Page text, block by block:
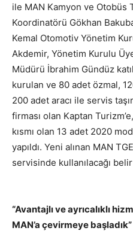
ile MAN Kamyon ve Otobüs
Koordinatörü Gökhan
Kemal Otomotiv Yönetim
Akdemir, Yönetim Kurulu
Müdürü İbrahim Gündüz
kurulan ve 80 adet özmal,
200 adet aracı ile servis
firması olan Kaptan
kısmı olan 13 adet 2020
yapıldı. Yeni alınan MAN
servisinde kullanılacağı
“Avantajlı ve ayrıcalıklı
MAN’a çevirmeye başladık”